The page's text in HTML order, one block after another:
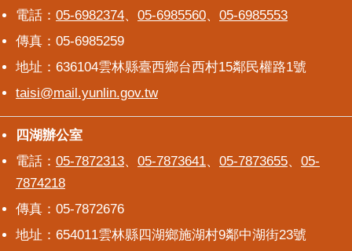
電話： 05-6982374、 05-6985560、 05-6985553
傳真：05-6985259
地址：636104雲林縣臺西鄉台西村15鄰民權路1號
taisi@mail.yunlin.gov.tw
四湖辦公室
四湖辦公室
電話： 05-7872313、 05-7873641、 05-7873655、 05-
7874218
傳真：05-7872676
地址：654011雲林縣四湖鄉施湖村9鄰中湖街23號